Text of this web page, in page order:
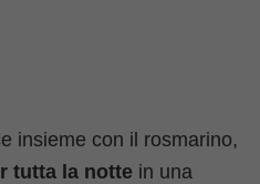
insieme con il rosmarino,
tutta la notte in una